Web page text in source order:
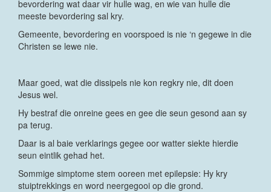
bevordering wat daar vir hulle wag, en wie van hulle die
meeste bevordering sal kry.
Gemeente, bevordering en voorspoed is nie ‘n gegewe in die
Christen se lewe nie.
Maar goed, wat die dissipels nie kon regkry nie, dit doen
Jesus wel.
Hy bestraf die onreine gees en gee die seun gesond aan sy
pa terug.
Daar is al baie verklarings gegee oor watter siekte hierdie
seun eintlik gehad het.
Sommige simptome stem ooreen met epilepsie: Hy kry
stuiptrekkings en word neergegooi op die grond.